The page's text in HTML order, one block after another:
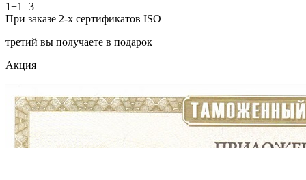
1+1=3
При заказе 2-х сертификатов ISO
третий вы получаете в подарок
Акция